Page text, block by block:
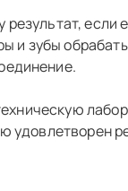
если
и зубы
удовлетворен